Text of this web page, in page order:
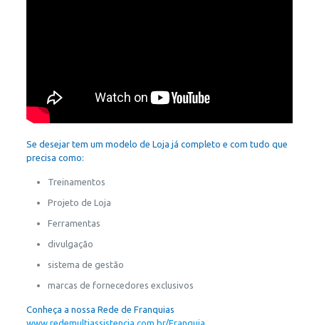
Se desejar tem um modelo de Loja já completo e com tudo que
precisa como:
Treinamentos
Projeto de Loja
Ferramentas
divulgação
sistema de gestão
marcas de fornecedores exclusivos
Conheça a nossa Rede de Franquias
www.redemultiassistencia.com.br/Franquia